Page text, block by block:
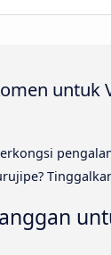
untuk